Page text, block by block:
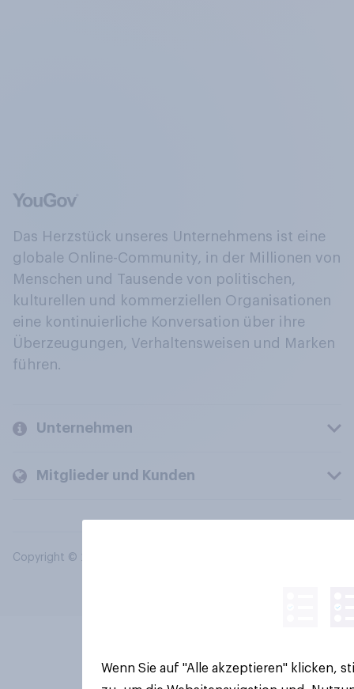
Das Herzstück unseres Unternehmens ist eine
globale Online-Community, in der Millionen von
Menschen und Tausende von politischen,
kulturellen und kommerziellen Organisationen
eine kontinuierliche Konversation über ihre
Überzeugungen, Verhaltensweisen und Marken
führen.
Unternehmen
Mitglieder und Kunden
Copyright © 2026 YouGov PLC. Alle Rechte vorbehalten.
Wenn Sie auf "Alle akzeptieren" klicken,